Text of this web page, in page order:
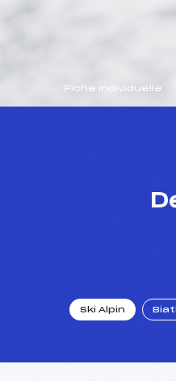
Fiche individuelle
Ski Alpin